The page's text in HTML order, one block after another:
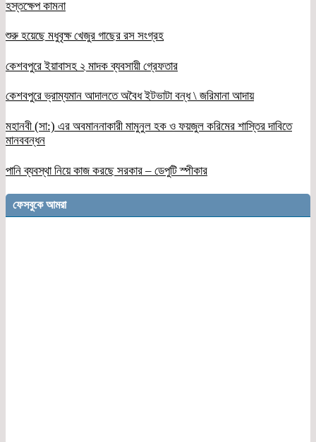
হস্তক্ষেপ কামনা
শুরু হয়েছে মধুবৃক্ষ খেজুর গাছের রস সংগ্রহ
কেশবপুরে ইয়াবাসহ ২ মাদক ব্যবসায়ী গ্রেফতার
কেশবপুরে ভ্রাম্যমান আদালতে অবৈধ ইটভাটা বন্ধ \ জরিমানা আদায়
মহানবী (সা:) এর অবমাননাকারী মামুনুল হক ও ফয়জুল করিমের শাস্তির দাবিতে
মানববন্ধন
পানি ব্যবস্থা নিয়ে কাজ করছে সরকার – ডেপুটি স্পীকার
ফেসবুকে আমরা